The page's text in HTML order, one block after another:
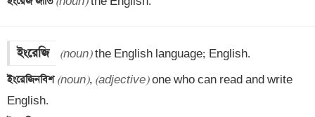
ইংরেজি (noun)
ইংরেজিনবিশ (noun), (adjective) one who can read and write